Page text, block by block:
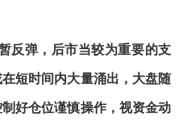
反弹，后市当较为重要的支
短时间内大量涌出，大盘随
好仓位谨慎操作，视资金动